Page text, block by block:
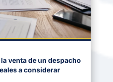
venta de un despacho
a considerar